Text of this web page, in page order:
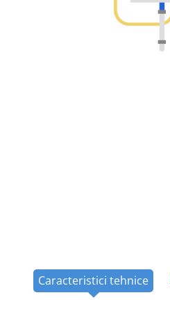
Caracteristici tehnice